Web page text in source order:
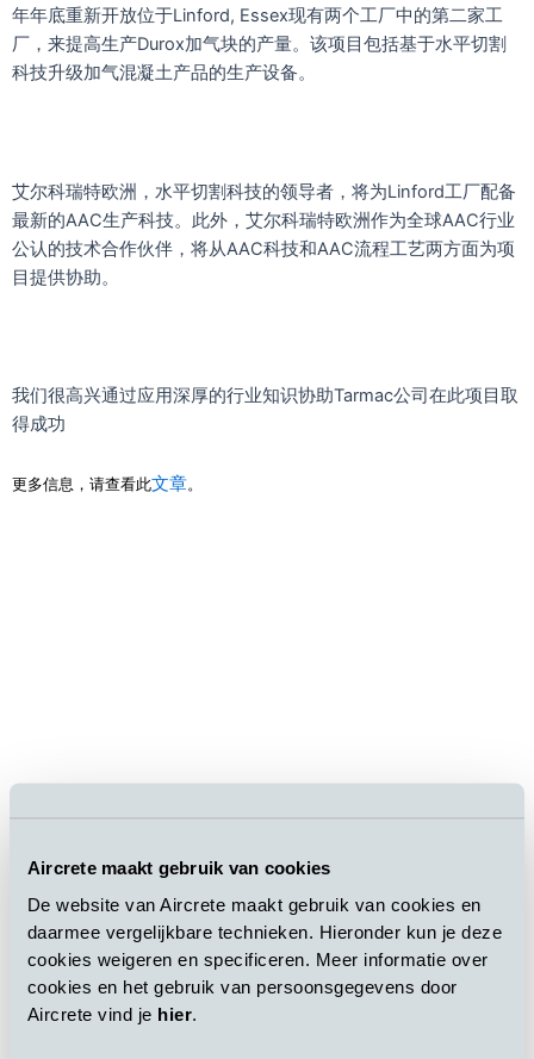
Aircrete maakt gebruik van cookies
De website van Aircrete maakt gebruik van cookies en
daarmee vergelijkbare technieken. Hieronder kun je deze
cookies weigeren en specificeren. Meer informatie over
cookies en het gebruik van persoonsgegevens door
Aircrete vind je hier.
年年底重新开放位于Linford, Essex现有两个工厂中的第二家工
厂，来提高生产Durox加气块的产量。该项目包括基于水平切割
科技升级加气混凝土产品的生产设备。
艾尔科瑞特欧洲，水平切割科技的领导者，将为Linford工厂配备
最新的AAC生产科技。此外，艾尔科瑞特欧洲作为全球AAC行业
公认的技术合作伙伴，将从AAC科技和AAC流程工艺两方面为项
目提供协助。
我们很高兴通过应用深厚的行业知识协助Tarmac公司在此项目取
得成功
更多信息，请查看此文章。